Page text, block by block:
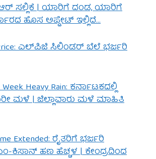
ಸಲ್ಲಿಕೆ | ಯಾರಿಗೆ ದಂಡ, ಯಾರಿಗೆ
ಹೊಸ ಅಪ್ಡೇಟ್ ಇಲ್ಲಿದೆ…
Price: ಎಲ್‌ಪಿಜಿ ಸಿಲಿಂಡರ್ ಬೆಲೆ ಭರ್ಜರಿ
Week Heavy Rain: ಕರ್ನಾಟಕದಲ್ಲಿ
ಮಳೆ | ಜಿಲ್ಲಾವಾರು ಮಳೆ ಮಾಹಿತಿ
Extended: ರೈತರಿಗೆ ಭರ್ಜರಿ
ಕಿಸಾನ್ ಹಣ ಹೆಚ್ಚಳ | ಕೇಂದ್ರದಿಂದ